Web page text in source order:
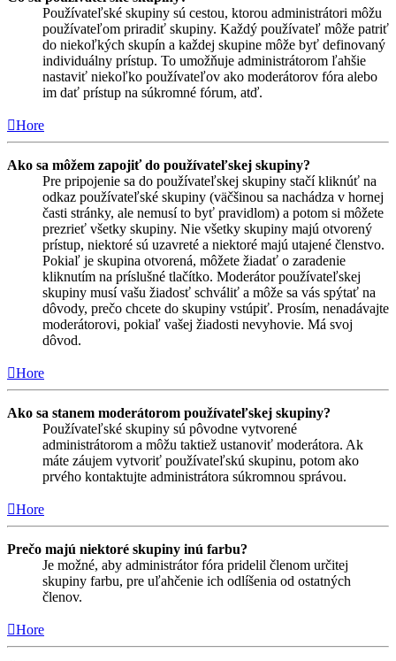
Používateľské skupiny sú cestou, ktorou administrátori môžu
používateľom priradiť skupiny. Každý používateľ môže patriť
do niekoľkých skupín a každej skupine môže byť definovaný
individuálny prístup. To umožňuje administrátorom ľahšie
nastaviť niekoľko používateľov ako moderátorov fóra alebo
im dať prístup na súkromné fórum, atď.
Hore
Ako sa môžem zapojiť do používateľskej skupiny?
Pre pripojenie sa do používateľskej skupiny stačí kliknúť na
odkaz používateľské skupiny (väčšinou sa nachádza v hornej
časti stránky, ale nemusí to byť pravidlom) a potom si môžete
prezrieť všetky skupiny. Nie všetky skupiny majú otvorený
prístup, niektoré sú uzavreté a niektoré majú utajené členstvo.
Pokiaľ je skupina otvorená, môžete žiadať o zaradenie
kliknutím na príslušné tlačítko. Moderátor používateľskej
skupiny musí vašu žiadosť schváliť a môže sa vás spýtať na
dôvody, prečo chcete do skupiny vstúpiť. Prosím, nenadávajte
moderátorovi, pokiaľ vašej žiadosti nevyhovie. Má svoj
dôvod.
Hore
Ako sa stanem moderátorom používateľskej skupiny?
Používateľské skupiny sú pôvodne vytvorené
administrátorom a môžu taktiež ustanoviť moderátora. Ak
máte záujem vytvoriť používateľskú skupinu, potom ako
prvého kontaktujte administrátora súkromnou správou.
Hore
Prečo majú niektoré skupiny inú farbu?
Je možné, aby administrátor fóra pridelil členom určitej
skupiny farbu, pre uľahčenie ich odlíšenia od ostatných
členov.
Hore